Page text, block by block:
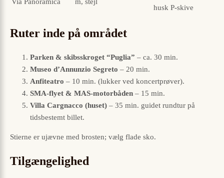
husk P-skive
Ruter inde på området
Parken & skibsskroget “Puglia” – ca. 30 min.
Museo d’Annunzio Segreto – 20 min.
Anfi­teatro – 10 min. (lukker ved koncertprøver).
SMA-flyet & MAS-motorbåden – 15 min.
Villa Cargnacco (huset) – 35 min. guidet rundtur på
tidsbestemt billet.
Stierne er ujævne med brosten; vælg flade sko.
Tilgængelighed